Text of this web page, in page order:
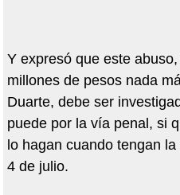
Y expresó que este
millones de pesos nada
Duarte, debe ser
puede por la vía penal, si
lo hagan cuando tengan
4 de julio.